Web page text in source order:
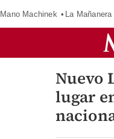
Mano Machinek La Mañanera
Nuevo
lugar